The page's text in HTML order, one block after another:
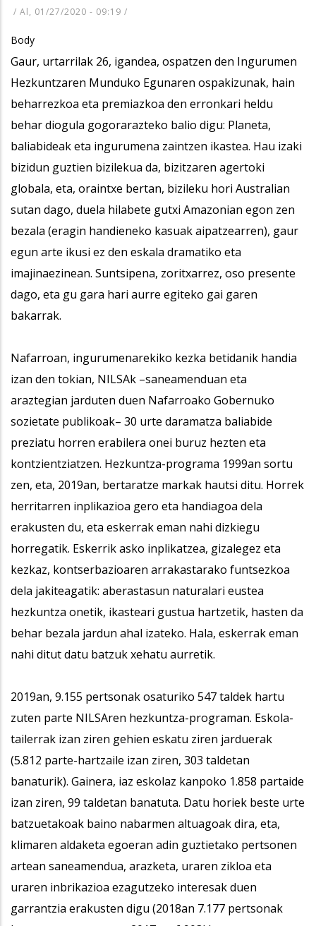
/ Al, 01/27/2020 - 09:19 /
Body
Gaur, urtarrilak 26, igandea, ospatzen den Ingurumen
Hezkuntzaren Munduko Egunaren ospakizunak, hain
beharrezkoa eta premiazkoa den erronkari heldu
behar diogula gogorarazteko balio digu: Planeta,
baliabideak eta ingurumena zaintzen ikastea. Hau izaki
bizidun guztien bizilekua da, bizitzaren agertoki
globala, eta, oraintxe bertan, bizileku hori Australian
sutan dago, duela hilabete gutxi Amazonian egon zen
bezala (eragin handieneko kasuak aipatzearren), gaur
egun arte ikusi ez den eskala dramatiko eta
imajinaezinean. Suntsipena, zoritxarrez, oso presente
dago, eta gu gara hari aurre egiteko gai garen
bakarrak.
Nafarroan, ingurumenarekiko kezka betidanik handia
izan den tokian, NILSAk –saneamenduan eta
araztegian jarduten duen Nafarroako Gobernuko
sozietate publikoak– 30 urte daramatza baliabide
preziatu horren erabilera onei buruz hezten eta
kontzientziatzen. Hezkuntza-programa 1999an sortu
zen, eta, 2019an, bertaratze markak hautsi ditu. Horrek
herritarren inplikazioa gero eta handiagoa dela
erakusten du, eta eskerrak eman nahi dizkiegu
horregatik. Eskerrik asko inplikatzea, gizalegez eta
kezkaz, kontserbazioaren arrakastarako funtsezkoa
dela jakiteagatik: aberastasun naturalari eustea
hezkuntza onetik, ikasteari gustua hartzetik, hasten da
behar bezala jardun ahal izateko. Hala, eskerrak eman
nahi ditut datu batzuk xehatu aurretik.
2019an, 9.155 pertsonak osaturiko 547 taldek hartu
zuten parte NILSAren hezkuntza-programan. Eskola-
tailerrak izan ziren gehien eskatu ziren jarduerak
(5.812 parte-hartzaile izan ziren, 303 taldetan
banaturik). Gainera, iaz eskolaz kanpoko 1.858 partaide
izan ziren, 99 taldetan banatuta. Datu horiek beste urte
batzuetakoak baino nabarmen altuagoak dira, eta,
klimaren aldaketa egoeran adin guztietako pertsonen
artean saneamendua, arazketa, uraren zikloa eta
uraren inbrikazioa ezagutzeko interesak duen
garrantzia erakusten digu (2018an 7.177 pertsonak